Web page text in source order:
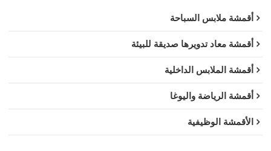
أقمشة ملابس السباحة
أقمشة معاد تدويرها صديقة للبيئة
أقمشة الملابس الداخلية
أقمشة الرياضة واليوغا
الأقمشة الوظيفية